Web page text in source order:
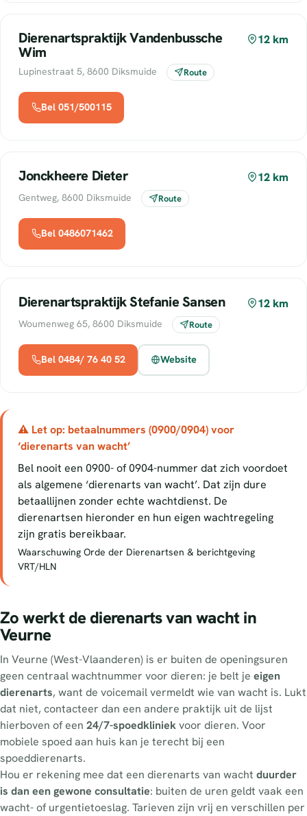
Dierenartspraktijk Vandenbussche
Wim
12 km
Lupinestraat 5, 8600 Diksmuide Route
Bel 051/500115
Jonckheere Dieter 12 km
Gentweg, 8600 Diksmuide Route
Bel 0486071462
Dierenartspraktijk Stefanie Sansen 12 km
Woumenweg 65, 8600 Diksmuide Route
Bel 0484/ 76 40 52 Website
⚠ Let op: betaalnummers (0900/0904) voor
‘dierenarts van wacht’
Bel nooit een 0900- of 0904-nummer dat zich voordoet
als algemene ‘dierenarts van wacht’. Dat zijn dure
betaallijnen zonder echte wachtdienst. De
dierenartsen hieronder en hun eigen wachtregeling
zijn gratis bereikbaar.
Waarschuwing Orde der Dierenartsen & berichtgeving
VRT/HLN
Zo werkt de dierenarts van wacht in
Veurne
In Veurne (West-Vlaanderen) is er buiten de openingsuren
geen centraal wachtnummer voor dieren: je belt je eigen
dierenarts, want de voicemail vermeldt wie van wacht is. Lukt
dat niet, contacteer dan een andere praktijk uit de lijst
hierboven of een 24/7-spoedkliniekvoor dieren. Voor
mobiele spoed aan huis kan je terecht bij een
spoeddierenarts.
Hou er rekening mee dat een dierenarts van wacht duurder
is dan een gewone consultatie: buiten de uren geldt vaak een
wacht- of urgentietoeslag. Tarieven zijn vrij en verschillen per